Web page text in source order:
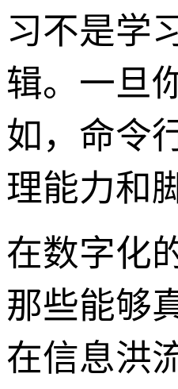
习不是学
辑。一旦
如，命令
理能力和
在数字化
那些能够
在信息洪